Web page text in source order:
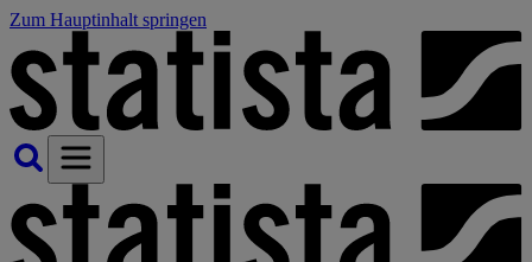
Zum Hauptinhalt springen